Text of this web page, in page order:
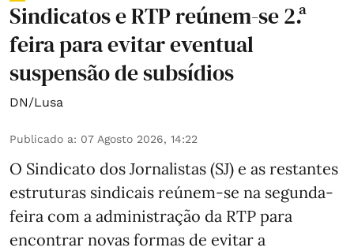
Sindicatos e RTP reúnem-se 2.ª
feira para evitar eventual
suspensão de subsídios
DN/Lusa
Publicado a: 07 Agosto 2026, 14:22
O Sindicato dos Jornalistas (SJ) e as restantes
estruturas sindicais reúnem-se na segunda-
feira com a administração da RTP para
encontrar novas formas de evitar a